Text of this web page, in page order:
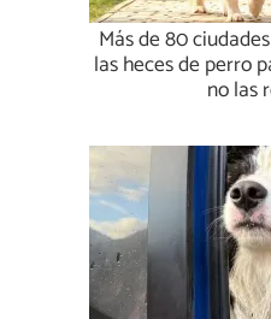
Más de 80
las heces de perro
no las